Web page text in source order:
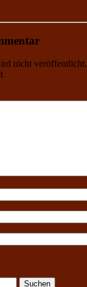
nicht veröffentlicht.